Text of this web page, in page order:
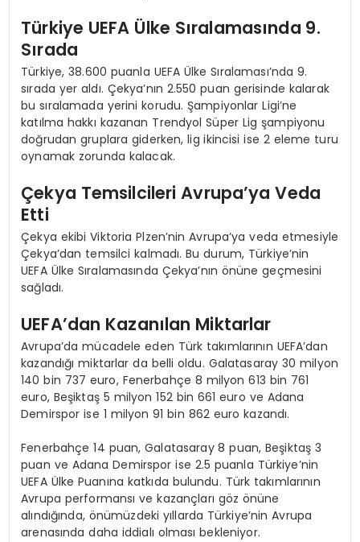
Türkiye UEFA Ülke Sıralamasında 9.
Sırada
Türkiye, 38.600 puanla UEFA Ülke Sıralaması’nda 9.
sırada yer aldı. Çekya’nın 2.550 puan gerisinde kalarak
bu sıralamada yerini korudu. Şampiyonlar Ligi’ne
katılma hakkı kazanan Trendyol Süper Lig şampiyonu
doğrudan gruplara giderken, lig ikincisi ise 2 eleme turu
oynamak zorunda kalacak.
Çekya Temsilcileri Avrupa’ya Veda
Etti
Çekya ekibi Viktoria Plzen’nin Avrupa’ya veda etmesiyle
Çekya’dan temsilci kalmadı. Bu durum, Türkiye’nin
UEFA Ülke Sıralamasında Çekya’nın önüne geçmesini
sağladı.
UEFA’dan Kazanılan Miktarlar
Avrupa’da mücadele eden Türk takımlarının UEFA’dan
kazandığı miktarlar da belli oldu. Galatasaray 30 milyon
140 bin 737 euro, Fenerbahçe 8 milyon 613 bin 761
euro, Beşiktaş 5 milyon 152 bin 661 euro ve Adana
Demirspor ise 1 milyon 91 bin 862 euro kazandı.
Fenerbahçe 14 puan, Galatasaray 8 puan, Beşiktaş 3
puan ve Adana Demirspor ise 2.5 puanla Türkiye’nin
UEFA Ülke Puanına katkıda bulundu. Türk takımlarının
Avrupa performansı ve kazançları göz önüne
alındığında, önümüzdeki yıllarda Türkiye’nin Avrupa
arenasında daha iddialı olması bekleniyor.